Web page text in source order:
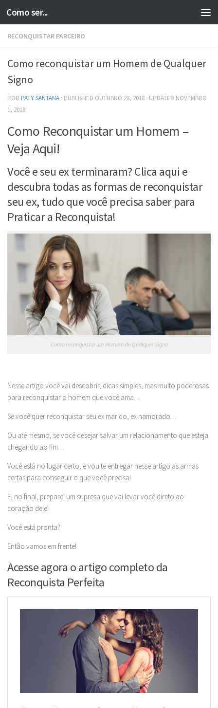
Skip to content
Como ser...
RECONQUISTAR PARCEIRO
Como reconquistar um Homem de Qualquer
Signo
POR PATY SANTANA · PUBLISHED OUTUBRO 28, 2018 · UPDATED NOVEMBRO
1, 2018
Como Reconquistar um Homem –
Veja Aqui!
Você e seu ex terminaram? Clica aqui e
descubra todas as formas de reconquistar
seu ex, tudo que você precisa saber para
Praticar a Reconquista!
Como reconquistar um Homem de Qualquer Signo
Nesse artigo você vai descobrir, dicas simples, mas muito poderosas
para reconquistar o homem que você ama…
Se você quer reconquistar seu ex marido, ex namorado…
Ou até mesmo, se você desejar salvar um relacionamento que esteja
chegando ao fim…
Você está no lugar certo, e vou te entregar nesse artigo as armas
certas para conseguir o que você precisa!
E, no final, preparei um supresa que vai levar você direto ao
coração dele!
Você está pronta?
Então vamos em frente!
Acesse agora o artigo completo da
Reconquista Perfeita